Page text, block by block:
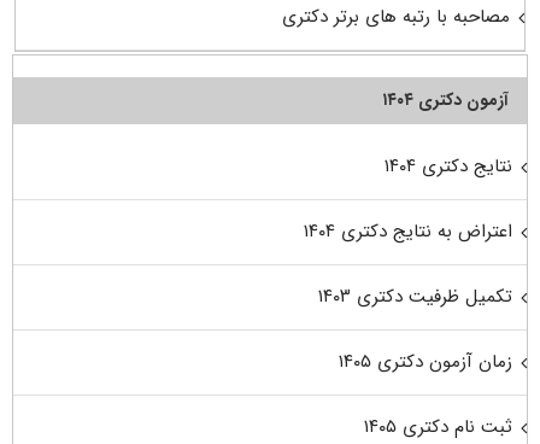
مصاحبه با رتبه های برتر دکتری
آزمون دکتری ۱۴۰۴
نتایج دکتری ۱۴۰۴
اعتراض به نتایج دکتری ۱۴۰۴
تکمیل ظرفیت دکتری ۱۴۰۳
زمان آزمون دکتری ۱۴۰۵
ثبت نام دکتری ۱۴۰۵